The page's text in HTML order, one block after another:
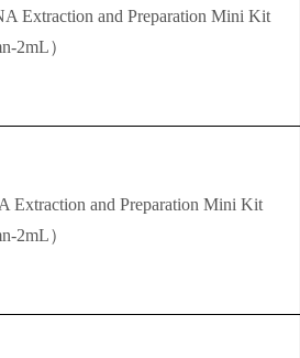
Extraction and Preparation Mini Kit
2mL）
Extraction and Preparation Mini Kit
2mL）